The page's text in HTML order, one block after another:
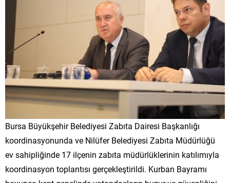
Bursa Büyükşehir Belediyesi Zabıta Dairesi Başkanlığı
koordinasyonunda ve Nilüfer Belediyesi Zabıta Müdürlüğü
ev sahipliğinde 17 ilçenin zabıta müdürlüklerinin katılımıyla
koordinasyon toplantısı gerçekleştirildi. Kurban Bayramı